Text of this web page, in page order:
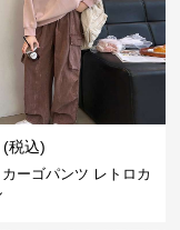
(税込)
ーゴパンツ レトロカ